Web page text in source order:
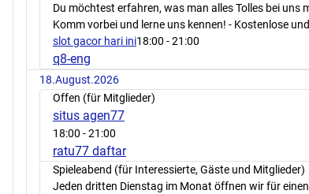
Du möchtest erfahren, was man alles Tolles bei uns
Komm vorbei und lerne uns kennen! - Kostenlose
slot gacor hari ini18:00 - 21:00
q8-eng
18.August.2026
Offen (für Mitglieder)
situs agen77
18:00 - 21:00
ratu77 daftar
Spieleabend (für Interessierte, Gäste und Mitglieder)
Jeden dritten Dienstag im Monat öffnen wir für